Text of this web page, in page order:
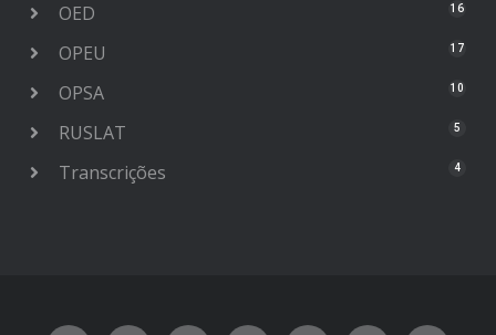
OED 16
OPEU 17
OPSA 10
RUSLAT 5
Transcrições 4